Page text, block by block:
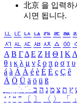
北京 을 입력하
시면 됩니다.
ㅥ ㅦ ㅧ ㅨ ㅩ ㅪ ㅫ
ㅺ ㅻ ㅼ ㅽ ㅾ ㅿ ㆀ
Α Β ΓΔ Ε Ζ Η Θ Ι Κ
θ ι κ λ μ ν ξ ο π ρ σ τ υ
á à Á À é è É È ç Ç ê
Ä Ö Ü ä ö ü ß
ִֶֹ ֻּ ׁׂ ץ ת צ מ נ ה ב
‘ ’ “ ” 〔 〕 〈 〉 「 」